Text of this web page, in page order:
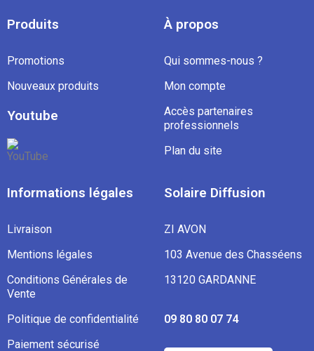
Produits
Promotions
Nouveaux produits
Youtube
À propos
Qui sommes-nous ?
Mon compte
Accès partenaires
professionnels
Plan du site
Informations légales
Livraison
Mentions légales
Conditions Générales de
Vente
Politique de confidentialité
Paiement sécurisé
Solaire Diffusion
ZI AVON
103 Avenue des Chasséens
13120 GARDANNE
09 80 80 07 74